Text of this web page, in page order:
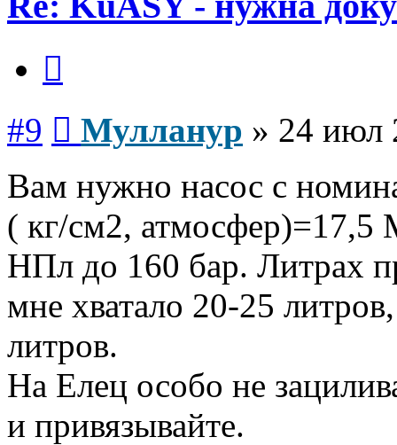
#9 Мулланур » 24 июл
Вам нужно насос с
( кг/см2,
НПл до 160 бар. Литрах
мне хватало 20-25
литров.
На Елец особо не
и привязывайте.